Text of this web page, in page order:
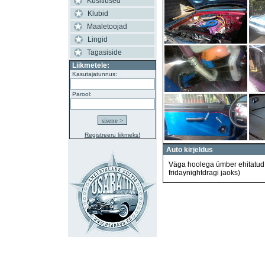
Klubid
Maaletoojad
Lingid
Tagasiside
Liikmetele:
Kasutajatunnus:
Parool:
Registreeru liikmeks!
Auto kirjeldus
Väga hoolega ümber
fridaynightdragi jaoks)